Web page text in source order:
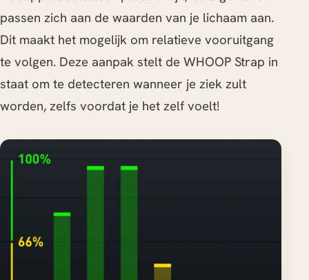
passen zich aan de waarden van je lichaam aan.
Dit maakt het mogelijk om relatieve vooruitgang
te volgen. Deze aanpak stelt de WHOOP Strap in
staat om te detecteren wanneer je ziek zult
worden, zelfs voordat je het zelf voelt!